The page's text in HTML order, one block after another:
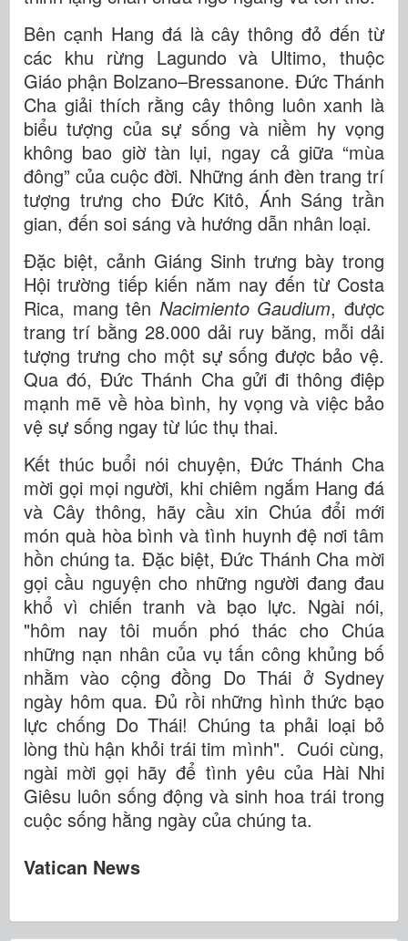
Bên cạnh Hang đá là cây thông đỏ đến từ
các khu rừng Lagundo và Ultimo, thuộc
Giáo phận Bolzano–Bressanone. Đức Thánh
Cha giải thích rằng cây thông luôn xanh là
biểu tượng của sự sống và niềm hy vọng
không bao giờ tàn lụi, ngay cả giữa “mùa
đông” của cuộc đời. Những ánh đèn trang trí
tượng trưng cho Đức Kitô, Ánh Sáng trần
gian, đến soi sáng và hướng dẫn nhân loại.
Đặc biệt, cảnh Giáng Sinh trưng bày trong
Hội trường tiếp kiến năm nay đến từ Costa
Rica, mang tên Nacimiento Gaudium, được
trang trí bằng 28.000 dải ruy băng, mỗi dải
tượng trưng cho một sự sống được bảo vệ.
Qua đó, Đức Thánh Cha gửi đi thông điệp
mạnh mẽ về hòa bình, hy vọng và việc bảo
vệ sự sống ngay từ lúc thụ thai.
Kết thúc buổi nói chuyện, Đức Thánh Cha
mời gọi mọi người, khi chiêm ngắm Hang đá
và Cây thông, hãy cầu xin Chúa đổi mới
món quà hòa bình và tình huynh đệ nơi tâm
hồn chúng ta. Đặc biệt, Đức Thánh Cha mời
gọi cầu nguyện cho những người đang đau
khổ vì chiến tranh và bạo lực. Ngài nói,
"hôm nay tôi muốn phó thác cho Chúa
những nạn nhân của vụ tấn công khủng bố
nhằm vào cộng đồng Do Thái ở Sydney
ngày hôm qua. Đủ rồi những hình thức bạo
lực chống Do Thái! Chúng ta phải loại bỏ
lòng thù hận khỏi trái tim mình". Cuói cùng,
ngài mời gọi hãy để tình yêu của Hài Nhi
Giêsu luôn sống động và sinh hoa trái trong
cuộc sống hằng ngày của chúng ta.
Vatican News